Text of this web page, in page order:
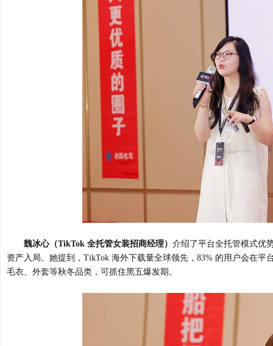
魏冰心（TikTok 全托管女装招商经理） 介绍了平台全托管模式优
资产入局。她提到，TikTok 海外下载量全球领先，83% 的用户会在
毛衣、外套等秋冬品类，可抓住黑五爆发期。